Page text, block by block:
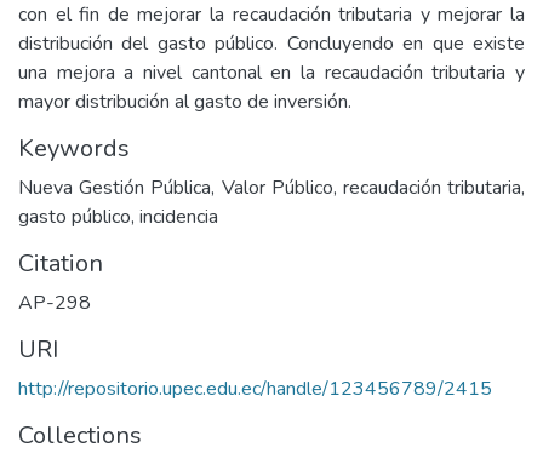
con el fin de mejorar la recaudación tributaria y mejorar la
distribución del gasto público. Concluyendo en que existe
una mejora a nivel cantonal en la recaudación tributaria y
mayor distribución al gasto de inversión.
Keywords
Nueva Gestión Pública, Valor Público, recaudación tributaria,
gasto público, incidencia
Citation
AP-298
URI
http://repositorio.upec.edu.ec/handle/123456789/2415
Collections